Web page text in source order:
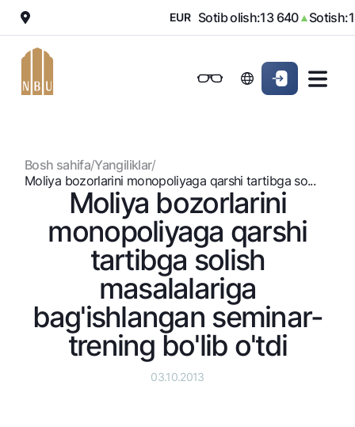
Shaxsiy kabinet
Jismoniy shaxslarga
Kreditlar
Ipoteka
Avtokredit
Ta’lim krеditi
Overdraft
National Green
Omonatlar
Hamma uchun
Vozmojno vse
Talab qilib olinguncha
Bepul
Premial
Sayohatchiga
Pul oʻtkazmalari
Valyutalar kursi
Eskrou hisobvarag‘i
▼ EUR Sotib olish:13 640▲Sotish:
Ovozni yoqishShaxsiy kabinet
Bosh sahifa/Yangiliklar/
Moliya bozorlarini monopoliyaga qarshi tartibga so...
Moliya bozorlarini
monopoliyaga qarshi
tartibga solish
masalalariga
bag'ishlangan seminar-
trening bo'lib o'tdi
03.10.2013